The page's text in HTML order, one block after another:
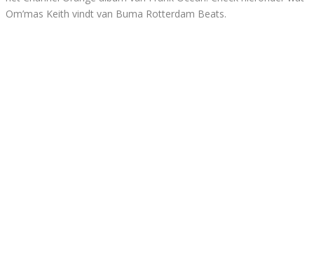
Om’mas Keith vindt van Buma Rotterdam Beats.